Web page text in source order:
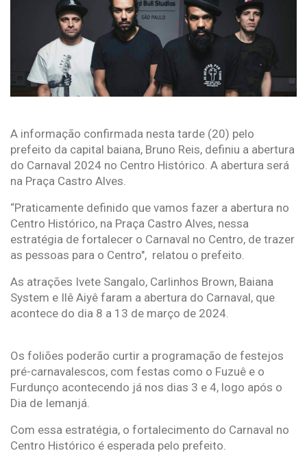
A informação confirmada nesta tarde (20) pelo
prefeito da capital baiana, Bruno Reis, definiu a abertura
do Carnaval 2024 no Centro Histórico. A abertura será
na Praça Castro Alves.
“Praticamente definido que vamos fazer a abertura no
Centro Histórico, na Praça Castro Alves, nessa
estratégia de fortalecer o Carnaval no Centro, de trazer
as pessoas para o Centro", relatou o prefeito.
As atrações Ivete Sangalo, Carlinhos Brown, Baiana
System e Ilê Aiyê faram a abertura do Carnaval, que
acontece do dia 8 a 13 de março de 2024.
Os foliões poderão curtir a programação de festejos
pré-carnavalescos, com festas como o Fuzuê e o
Furdunço acontecendo já nos dias 3 e 4, logo após o
Dia de Iemanjá.
Com essa estratégia, o fortalecimento do Carnaval no
Centro Histórico é esperada pelo prefeito.